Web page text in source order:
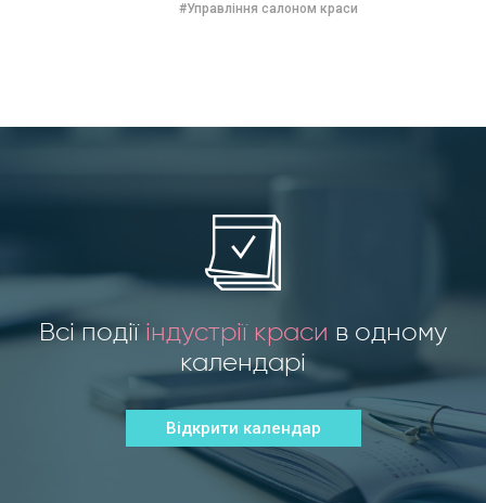
#Управління салоном краси
Всі події індустрії краси в одному
календарі
Відкрити календар